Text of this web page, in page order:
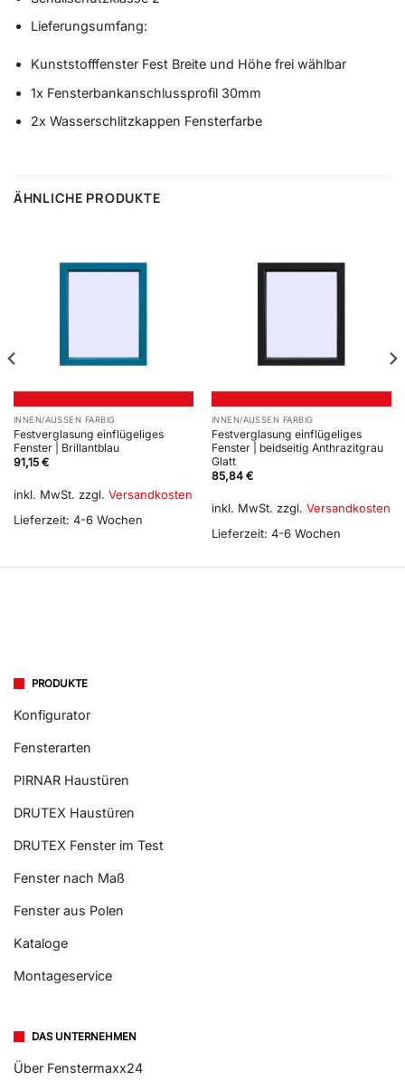
Lieferungsumfang:
Kunststofffenster Fest Breite und Höhe frei wählbar
1x Fensterbankanschlussprofil 30mm
2x Wasserschlitzkappen Fensterfarbe
ÄHNLICHE PRODUKTE
INNEN/AUSSEN FARBIG
Festverglasung einflügeliges
Fenster | Brillantblau
91,15 €
inkl. MwSt. zzgl. Versandkosten
Lieferzeit: 4-6 Wochen
INNEN/AUSSEN FARBIG
Festverglasung einflügeliges
Fenster | beidseitig Anthrazitgrau
Glatt
85,84 €
inkl. MwSt. zzgl. Versandkosten
Lieferzeit: 4-6 Wochen
PRODUKTE
Konfigurator
Fensterarten
PIRNAR Haustüren
DRUTEX Haustüren
DRUTEX Fenster im Test
Fenster nach Maß
Fenster aus Polen
Kataloge
Montageservice
DAS UNTERNEHMEN
Über Fenstermaxx24